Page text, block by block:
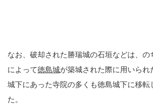
なお、破却された勝瑞城の石垣などは、の
によって徳島城が築城された際に用いられ
城下にあった寺院の多くも徳島城下に移転
た。